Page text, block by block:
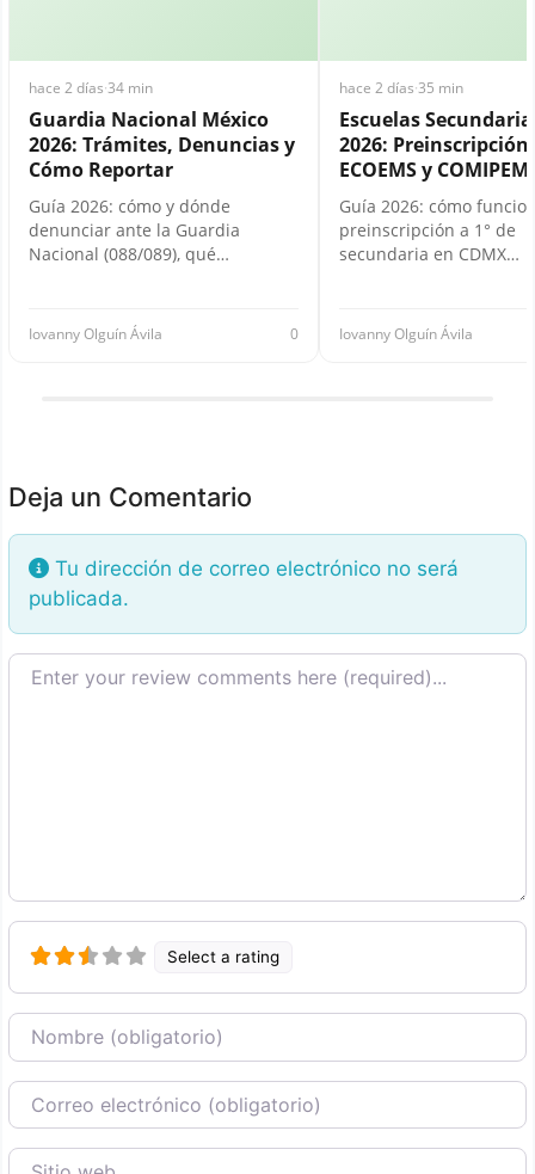
hace 2 días·34 min
Guardia Nacional México
2026: Trámites, Denuncias y
Cómo Reportar
Guía 2026: cómo y dónde
denunciar ante la Guardia
Nacional (088/089), qué…
Iovanny Olguín Ávila 0
hace 2 días·35 min
Escuelas
2026: Preinscripción,
ECOEMS y
Guía 2026: cómo
preinscripción a 1° de
secundaria en CDMX…
Iovanny Olguín Ávila
Deja un Comentario
Tu dirección de correo electrónico no será
publicada.
Texto de la reseña
Select a rating
Nombre
Correo Electronico
Sitio web